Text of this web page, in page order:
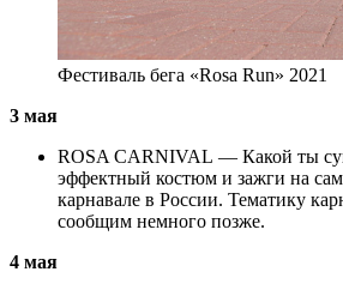
Фестиваль бега «Rosa Run» 2021
3 мая
ROSA CARNIVAL — Какой ты
эффектный костюм и зажги на
карнавале в России. Тематику
сообщим немного позже.
4 мая